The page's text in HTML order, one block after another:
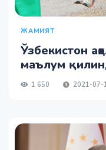
ЖАМИЯТ
Ўзбекистон
маълум
1 650 2021-07-